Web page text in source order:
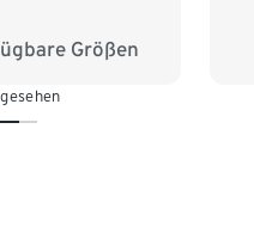
Größen
98/104
122/128